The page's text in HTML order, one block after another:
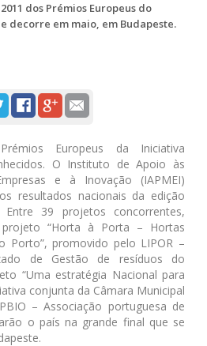
dos Prémios Europeus do
decorre em maio, em Budapeste.
Europeus da Iniciativa
O Instituto de Apoio às
e à Inovação (IAPMEI)
resultados nacionais da edição
39 projetos concorrentes,
projeto “Horta à Porta – Hortas
Porto”, promovido pelo LIPOR –
de Gestão de resíduos do
“Uma estratégia Nacional para
conjunta da Câmara Municipal
– Associação portuguesa de
o país na grande final que se